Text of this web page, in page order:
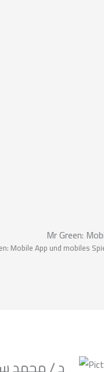
Mr Green:
Mobile App und mobiles